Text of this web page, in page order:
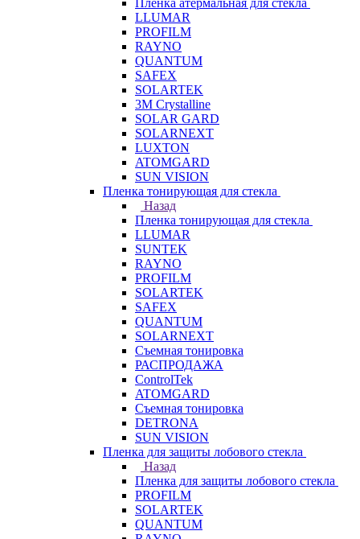
Пленка атермальная для стекла
LLUMAR
PROFILM
RAYNO
QUANTUM
SAFEX
SOLARTEK
3M Crystalline
SOLAR GARD
SOLARNEXT
LUXTON
ATOMGARD
SUN VISION
Пленка тонирующая для стекла
Назад
Пленка тонирующая для стекла
LLUMAR
SUNTEK
RAYNO
PROFILM
SOLARTEK
SAFEX
QUANTUM
SOLARNEXT
Съемная тонировка
РАСПРОДАЖА
ControlTek
ATOMGARD
Съемная тонировка
DETRONA
SUN VISION
Пленка для защиты лобового стекла
Назад
Пленка для защиты лобового стекла
PROFILM
SOLARTEK
QUANTUM